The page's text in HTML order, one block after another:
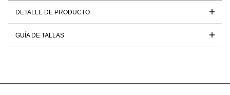
DETALLE DE PRODUCTO
GUÍA DE TALLAS